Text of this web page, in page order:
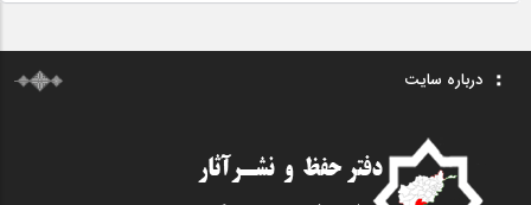
درباره سایت